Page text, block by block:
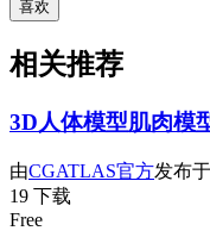
喜欢
相关推荐
3D人体模型肌肉模
由CGATLAS官方发布于
19 下载
Free